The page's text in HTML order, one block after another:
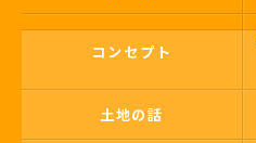
コンセプト
土地の話